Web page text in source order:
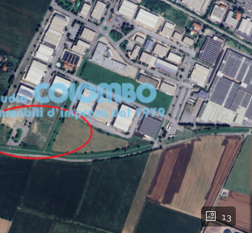
13